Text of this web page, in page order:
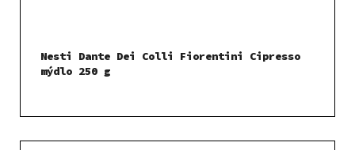
Nesti Dante Dei Colli Fiorentini Cipresso
mýdlo 250 g